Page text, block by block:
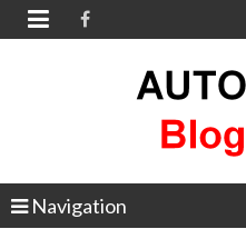

Navigation